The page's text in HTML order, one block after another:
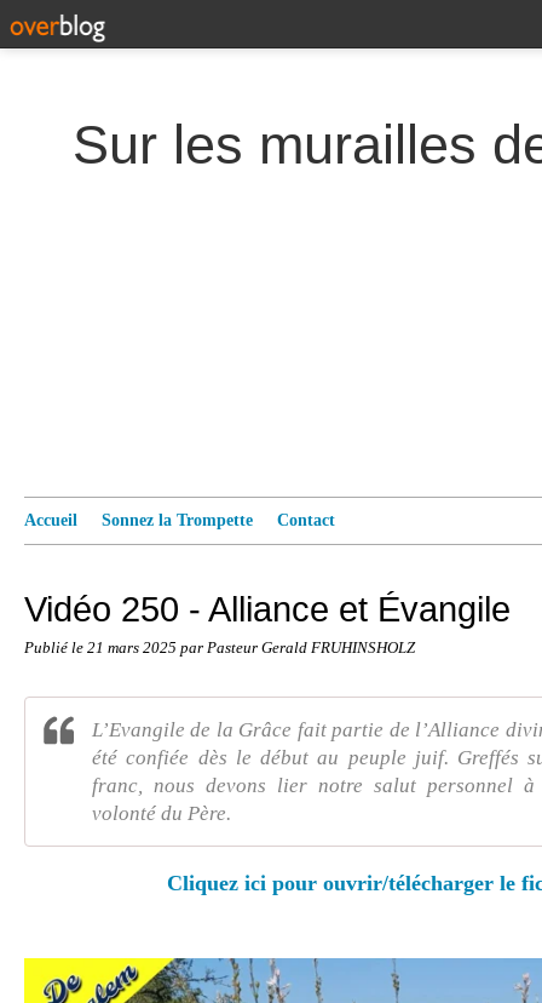
Accueil Sonnez la Trompette Contact
Vidéo 250 - Alliance et Évangile
Publié le 21 mars 2025 par Pasteur Gerald FRUHINSHOLZ
L’Evangile de la Grâce fait partie de l’Alliance
été confiée dès le début au peuple juif. Greffés
franc, nous devons lier notre salut personnel
volonté du Père.
Cliquez ici pour ouvrir/télécharger le